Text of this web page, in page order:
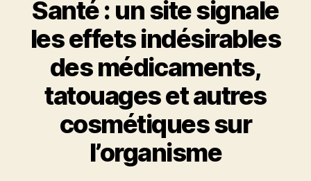
Santé : un site signale
les effets indésirables
des médicaments,
tatouages et autres
cosmétiques sur
l’organisme